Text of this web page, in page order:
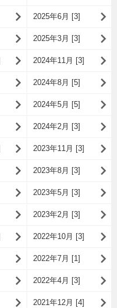
2025年6月 [3]
2025年3月 [3]
2024年11月 [3]
2024年8月 [5]
2024年5月 [5]
2024年2月 [3]
2023年11月 [3]
2023年8月 [3]
2023年5月 [3]
2023年2月 [3]
2022年10月 [3]
2022年7月 [1]
2022年4月 [3]
2021年12月 [4]